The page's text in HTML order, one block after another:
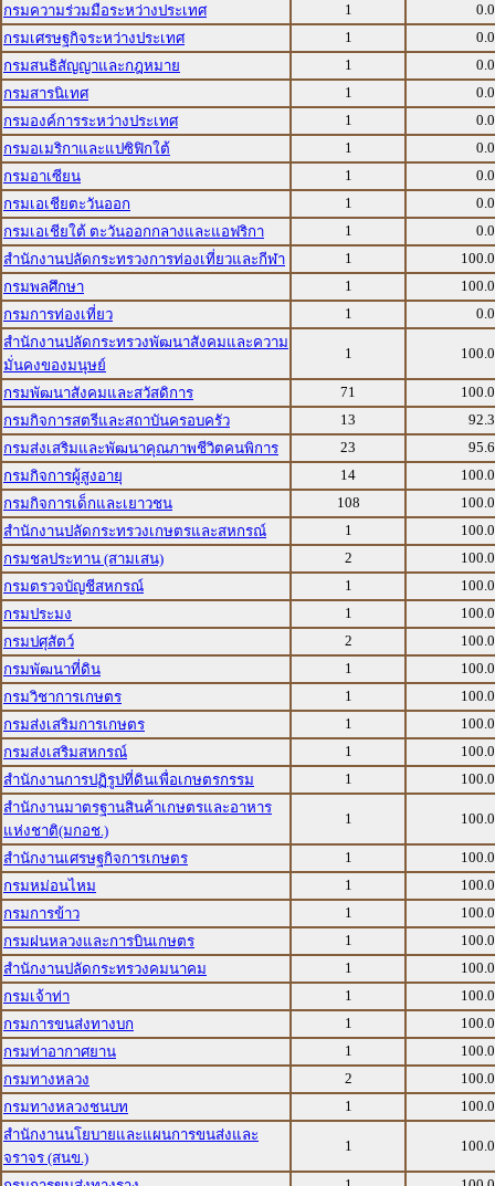
กรมความร่วมมือระหว่างประเทศ
1
กรมเศรษฐกิจระหว่างประเทศ
1
กรมสนธิสัญญาและกฎหมาย
1
กรมสารนิเทศ
1
กรมองค์การระหว่างประเทศ
1
กรมอเมริกาและแปซิฟิกใต้
1
กรมอาเซียน
1
กรมเอเชียตะวันออก
1
กรมเอเชียใต้ ตะวันออกกลางและแอฟริกา
1
สำนักงานปลัดกระทรวงการท่องเที่ยวและกีฬา
1
กรมพลศึกษา
1
กรมการท่องเที่ยว
1
สำนักงานปลัดกระทรวงพัฒนาสังคมและความ
มั่นคงของมนุษย์
1
กรมพัฒนาสังคมและสวัสดิการ 71
กรมกิจการสตรีและสถาบันครอบครัว
13
กรมส่งเสริมและพัฒนาคุณภาพชีวิตคนพิการ
23
กรมกิจการผู้สูงอายุ
14
กรมกิจการเด็กและเยาวชน
108
สำนักงานปลัดกระทรวงเกษตรและสหกรณ์
1
กรมชลประทาน (สามเสน)
2
กรมตรวจบัญชีสหกรณ์
1
กรมประมง
1
กรมปศุสัตว์
2
กรมพัฒนาที่ดิน
1
กรมวิชาการเกษตร
1
กรมส่งเสริมการเกษตร
1
กรมส่งเสริมสหกรณ์
1
สำนักงานการปฏิรูปที่ดินเพื่อเกษตรกรรม
1
สำนักงานมาตรฐานสินค้าเกษตรและอาหาร
แห่งชาติ(มกอช.)
1
สำนักงานเศรษฐกิจการเกษตร 1
กรมหม่อนไหม
1
กรมการข้าว
1
กรมฝนหลวงและการบินเกษตร
1
สำนักงานปลัดกระทรวงคมนาคม
1
กรมเจ้าท่า
1
กรมการขนส่งทางบก
1
กรมท่าอากาศยาน
1
กรมทางหลวง
2
กรมทางหลวงชนบท
1
สำนักงานนโยบายและแผนการขนส่งและ
จราจร (สนข.)
1